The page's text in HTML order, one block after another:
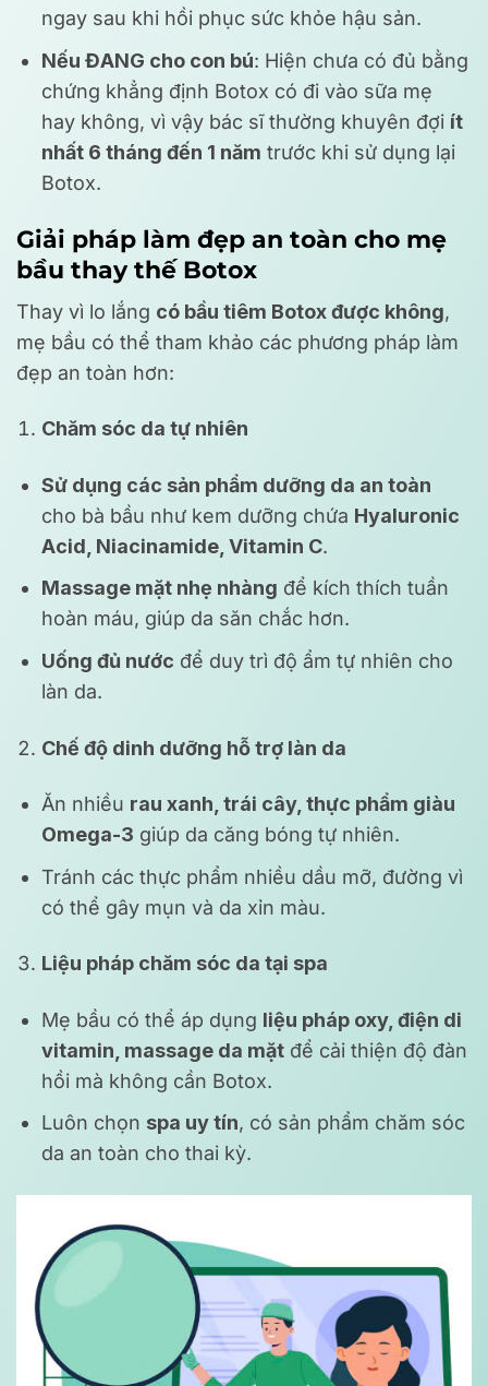
ngay sau khi hồi phục sức khỏe hậu sản.
Nếu ĐANG cho con bú: Hiện chưa có đủ bằng
chứng khẳng định Botox có đi vào sữa mẹ
hay không, vì vậy bác sĩ thường khuyên đợi ít
nhất 6 tháng đến 1 năm trước khi sử dụng lại
Botox.
Giải pháp làm đẹp an toàn cho mẹ
bầu thay thế Botox
Thay vì lo lắng có bầu tiêm Botox được không,
mẹ bầu có thể tham khảo các phương pháp làm
đẹp an toàn hơn:
Chăm sóc da tự nhiên
Sử dụng các sản phẩm dưỡng da an toàn
cho bà bầu như kem dưỡng chứa Hyaluronic
Acid, Niacinamide, Vitamin C.
Massage mặt nhẹ nhàng để kích thích tuần
hoàn máu, giúp da săn chắc hơn.
Uống đủ nước để duy trì độ ẩm tự nhiên cho
làn da.
Chế độ dinh dưỡng hỗ trợ làn da
Ăn nhiều rau xanh, trái cây, thực phẩm giàu
Omega-3 giúp da căng bóng tự nhiên.
Tránh các thực phẩm nhiều dầu mỡ, đường vì
có thể gây mụn và da xỉn màu.
Liệu pháp chăm sóc da tại spa
Mẹ bầu có thể áp dụng liệu pháp oxy, điện di
vitamin, massage da mặt để cải thiện độ đàn
hồi mà không cần Botox.
Luôn chọn spa uy tín, có sản phẩm chăm sóc
da an toàn cho thai kỳ.